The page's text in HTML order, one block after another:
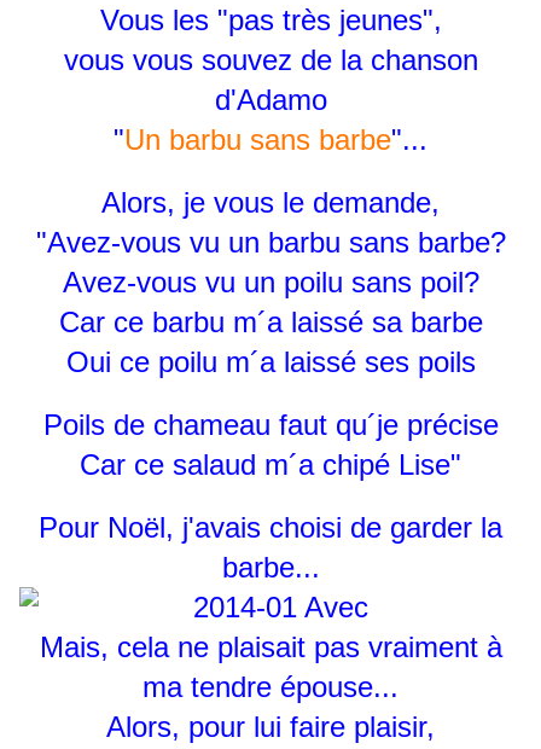
Vous les "pas très jeunes",
vous vous souvez de la chanson
d'Adamo
"Un barbu sans barbe"...
Alors, je vous le demande,
"Avez-vous vu un barbu sans barbe?
Avez-vous vu un poilu sans poil?
Car ce barbu m´a laissé sa barbe
Oui ce poilu m´a laissé ses poils
Poils de chameau faut qu´je précise
Car ce salaud m´a chipé Lise"
Pour Noël, j'avais choisi de garder la
barbe...
Mais, cela ne plaisait pas vraiment à
ma tendre épouse...
Alors, pour lui faire plaisir,